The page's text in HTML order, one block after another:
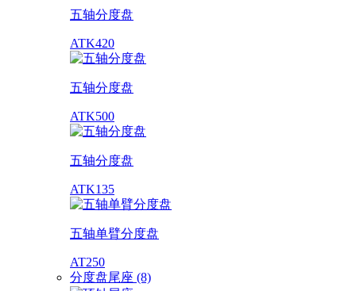
五轴分度盘
ATK420
五轴分度盘
ATK500
五轴分度盘
ATK135
五轴单臂分度盘
AT250
分度盘尾座 (8)